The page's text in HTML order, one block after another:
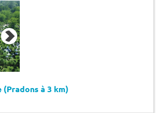
à 3 km)